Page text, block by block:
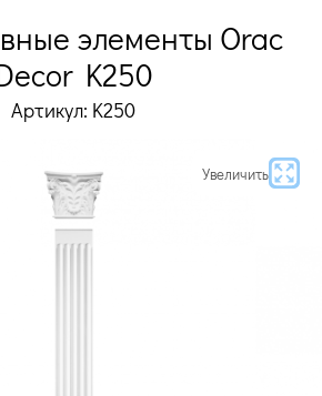
элементы Orac
K250
Артикул: K250
Увеличить